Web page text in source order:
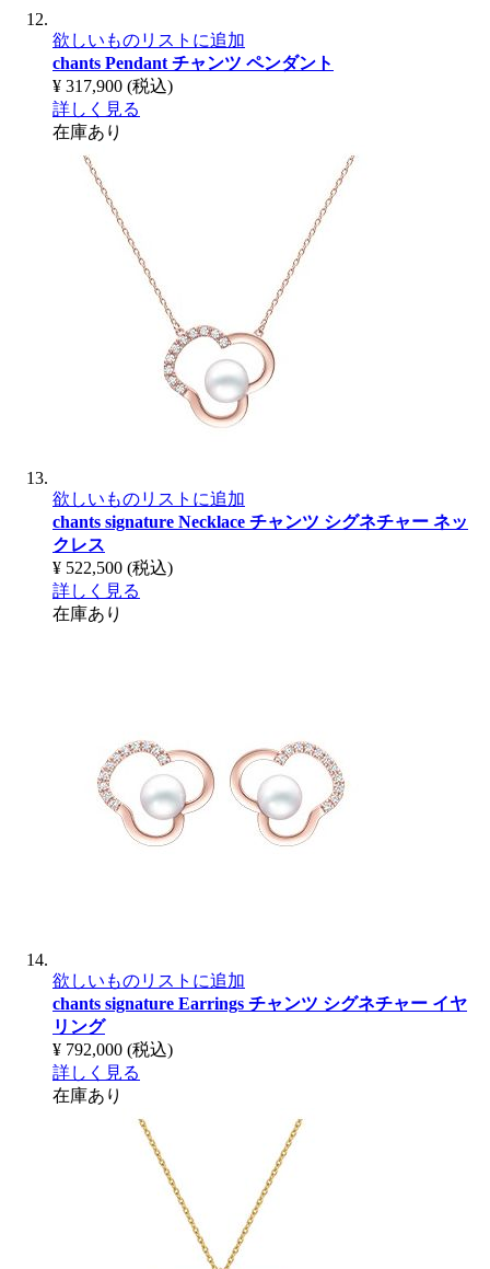
欲しいものリストに追加
chants Pendant チャンツ ペンダント
¥ 317,900 (税込)
詳しく見る
在庫あり
欲しいものリストに追加
chants signature Necklace チャンツ シグネチャー ネッ
クレス
¥ 522,500 (税込)
詳しく見る
在庫あり
欲しいものリストに追加
chants signature Earrings チャンツ シグネチャー イヤ
リング
¥ 792,000 (税込)
詳しく見る
在庫あり